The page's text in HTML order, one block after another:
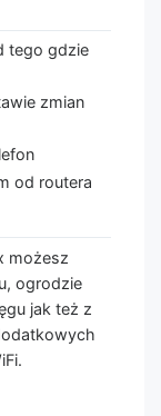
tego gdzie
zmian
od routera
możesz
ogrodzie
jak też z